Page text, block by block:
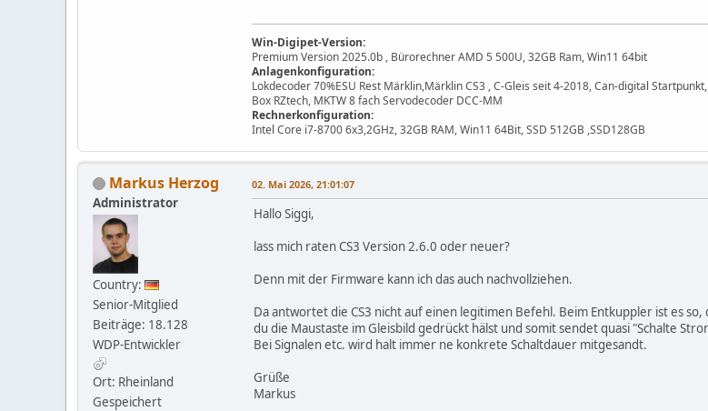
Win-Digipet-Version:
Premium Version 2025.0b , Bürorechner AMD 5 500U, 32GB Ram, Win11 64bit
Anlagenkonfiguration:
Lokdecoder 70%ESU Rest Märklin,Märklin CS3 , C-Gleis seit 4-2018, Can-digital
Box RZtech, MKTW 8 fach Servodecoder DCC-MM
Rechnerkonfiguration:
Intel Core i7-8700 6x3,2GHz, 32GB RAM, Win11 64Bit, SSD 512GB ,SSD128GB
Markus Herzog
Administrator
Country:
Senior-Mitglied
Beiträge: 18.128
WDP-Entwickler
Ort: Rheinland
Gespeichert
02. Mai 2026, 21:01:07
Hallo Siggi,
lass mich raten CS3 Version 2.6.0 oder neuer?
Denn mit der Firmware kann ich das auch nachvollziehen.
Da antwortet die CS3 nicht auf einen legitimen Befehl. Beim Entkuppler ist es
du die Maustaste im Gleisbild gedrückt hälst und somit sendet quasi "Schalte
Bei Signalen etc. wird halt immer ne konkrete Schaltdauer mitgesandt.
Grüße
Markus